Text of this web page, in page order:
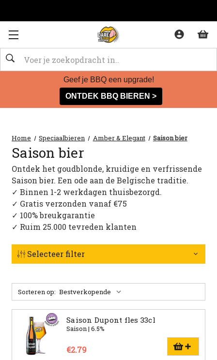
Zoeken
Geef je BBQ een upgrade!
ONTDEK BBQ BIEREN >
Home Speciaalbieren Amber & Elegant Saison bier
Saison bier
Ontdek het goudblonde, kruidige en verfrissende
Saison bier. Een ode aan de Belgische traditie.
✓ Binnen 1-2 werkdagen thuisbezorgd.
✓ Gratis verzonden vanaf €75
✓ 100% breukgarantie
✓ Ruim 25.000 tevreden klanten
Selecteer filter
Sorteren op:
Saison Dupont fles 33cl
Saison | 6.5%
€2.79